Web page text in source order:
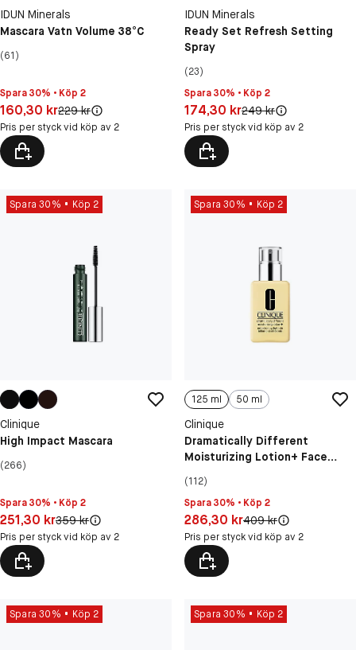
IDUN Minerals
Mascara Vatn Volume 38°C
(61)
Spara 30% • Köp 2
Pris: 160,30 kr
160,30 krOriginal pris:
229 kr
Pris per styck vid köp av 2
IDUN Minerals
Ready Set Refresh Setting
Spray
(23)
Spara 30% • Köp 2
Pris: 174,30 kr
174,30 krOriginal pris:
249 kr
Pris per styck vid köp av 2
Spara 30% Köp 2
Clinique
High Impact Mascara
(266)
Spara 30% • Köp 2
Pris: 251,30 kr
251,30 krOriginal pris:
359 kr
Pris per styck vid köp av 2
Spara 30% Köp 2
125 ml 50 ml
Clinique
Dramatically Different
Moisturizing Lotion+ Face
(112)
Spara 30% • Köp 2
Pris: 286,30 kr
286,30 krOriginal pris:
409 kr
Pris per styck vid köp av 2
Spara 30% Köp 2 Spara 30% Köp 2